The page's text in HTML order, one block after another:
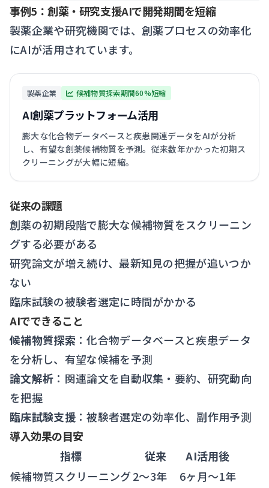
事例5：創薬・研究支援AIで開発期間を短縮
製薬企業や研究機関では、創薬プロセスの効率化
にAIが活用されています。
製薬企業 候補物質探索期間60%短縮
AI創薬プラットフォーム活用
膨大な化合物データベースと疾患関連データをAIが分析
し、有望な創薬候補物質を予測。従来数年かかった初期ス
クリーニングが大幅に短縮。
従来の課題
創薬の初期段階で膨大な候補物質をスクリーニン
グする必要がある
研究論文が増え続け、最新知見の把握が追いつか
ない
臨床試験の被験者選定に時間がかかる
AIでできること
候補物質探索 ：化合物データベースと疾患データ
を分析し、有望な候補を予測
論文解析 ：関連論文を自動収集・要約、研究動向
を把握
臨床試験支援：被験者選定の効率化、副作用予測
導入効果の目安
指標
従来
AI活用後
候補物質スクリーニング2〜3年
6ヶ月〜1年